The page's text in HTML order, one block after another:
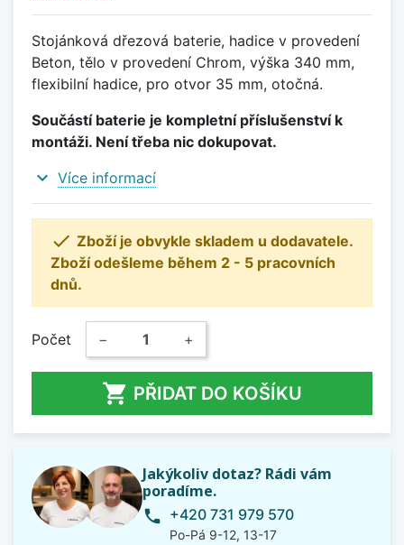
Stojánková dřezová baterie, hadice v provedení
Beton, tělo v provedení Chrom, výška 340 mm,
flexibilní hadice, pro otvor 35 mm, otočná.
Součástí baterie je kompletní příslušenství k
montáži. Není třeba nic dokupovat.
expand_more Více informací
 Zboží je obvykle skladem u dodavatele.
Zboží odešleme během 2 - 5 pracovních
dnů.
Počet − +
 PŘIDAT DO KOŠÍKU
Jakýkoliv dotaz? Rádi vám
poradíme.
phone +420 731 979 570
Po-Pá 9-12, 13-17